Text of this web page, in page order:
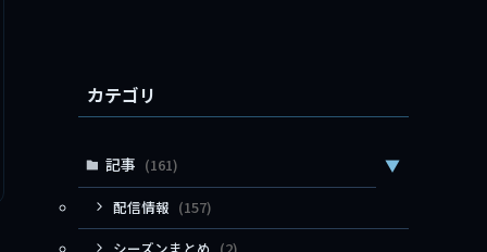
カテゴリ
記事 (161) ▼
配信情報 (157)